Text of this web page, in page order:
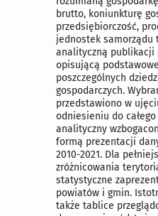
brutto, koniunkturę
przedsiębiorczość,
jednostek samorządu
analityczną publikacji
opisującą
poszczególnych
gospodarczych.
przedstawiono w
odniesieniu do
analityczny
formą prezentacji
2010-2021. Dla
zróżnicowania
statystyczne
powiatów i gmin.
także tablice